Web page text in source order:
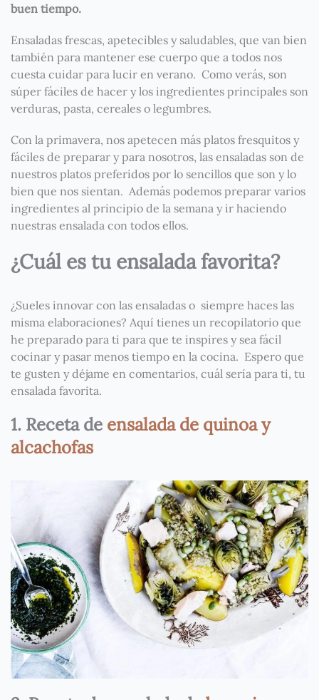
buen tiempo.
Ensaladas frescas, apetecibles y saludables, que van bien
también para mantener ese cuerpo que a todos nos
cuesta cuidar para lucir en verano. Como verás, son
súper fáciles de hacer y los ingredientes principales son
verduras, pasta, cereales o legumbres.
Con la primavera, nos apetecen más platos fresquitos y
fáciles de preparar y para nosotros, las ensaladas son de
nuestros platos preferidos por lo sencillos que son y lo
bien que nos sientan. Además podemos preparar varios
ingredientes al principio de la semana y ir haciendo
nuestras ensalada con todos ellos.
¿Cuál es tu ensalada favorita?
¿Sueles innovar con las ensaladas o siempre haces las
misma elaboraciones? Aquí tienes un recopilatorio que
he preparado para ti para que te inspires y sea fácil
cocinar y pasar menos tiempo en la cocina. Espero que
te gusten y déjame en comentarios, cuál sería para ti, tu
ensalada favorita.
1. Receta de ensalada de quinoa y
alcachofas